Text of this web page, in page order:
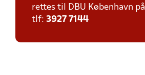
rettes til DBU København på
tlf: 3927 7144